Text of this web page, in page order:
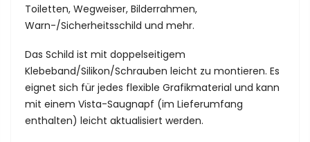
Toiletten, Wegweiser, Bilderrahmen,
Warn-/Sicherheitsschild und mehr.
Das Schild ist mit doppelseitigem
Klebeband/Silikon/Schrauben leicht zu montieren. Es
eignet sich für jedes flexible Grafikmaterial und kann
mit einem Vista-Saugnapf (im Lieferumfang
enthalten) leicht aktualisiert werden.